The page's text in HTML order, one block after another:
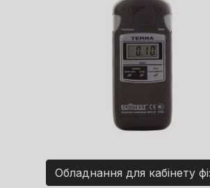
Обладнання для кабінету